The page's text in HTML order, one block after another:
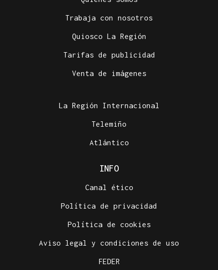
Trabaja con nosotros
Quiosco La Región
Tarifas de publicidad
Venta de imágenes
La Región Internacional
Telemiño
Atlántico
INFO
Canal ético
Política de privacidad
Política de cookies
Aviso legal y condiciones de uso
FEDER